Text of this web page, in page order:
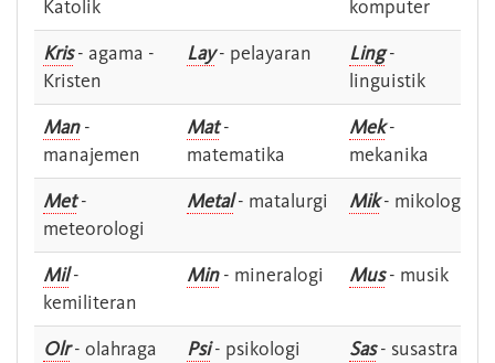
Katolik
komputer
Kris- agama -
Kristen
Lay- pelayaran Ling-
linguistik
Man-
manajemen
Mat-
matematika
Mek-
mekanika
Met-
meteorologi
Metal- matalurgi Mik- mikologi
Mil-
kemiliteran
Min- mineralogi Mus- musik
Olr- olahraga Psi- psikologi Sas- susastra -